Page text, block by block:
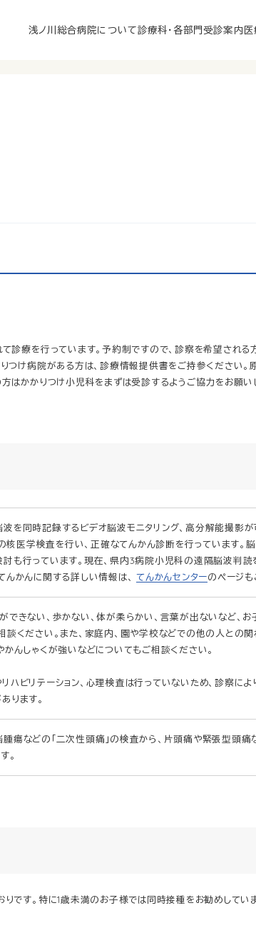
浅ノ川総合病院について診療科・各部門受診案内
診療を行っています。予約制ですので、診察を希望され
つけ病院がある方は、診療情報提供書をご持参ください
はかかりつけ小児科をまずは受診するようご協力をお願い
を同時記録するビデオ脳波モニタリング、高分解能撮影
核医学検査を行い、正確なてんかん診断を行っています。
も行っています。現在、県内3病院小児科の遠隔脳波判読
んかんに関する詳しい情報は、てんかんセンターのページも
できない、歩かない、体が柔らかい、言葉が出ないなど、
談ください。また、家庭内、園や学校などでの他の人との関
かんしゃくが強いなどについてもご相談ください。
ハビリテーション、心理検査は行っていないため、診察に
ります。
瘍などの「二次性頭痛」の検査から、片頭痛や緊張型頭痛
。
です。特に1歳未満のお子様では同時接種をお勧めしてい